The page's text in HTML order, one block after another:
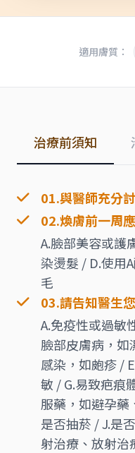
適用膚質：
治療前須知
01.與醫師充分
02.煥膚前一周
A.臉部美容或護
染燙髮 / D.使用
毛
03.請告知醫生
A.免疫性或過敏
臉部皮膚病，如
感染，如皰疹 /
敏 / G.易致疤痕
服藥，如避孕藥
是否抽菸 / J.是
射治療、放射治